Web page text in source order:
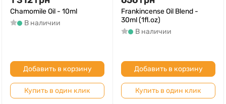
Chamomile Oil - 10ml
В наличии
Добавить в корзину
Купить в один клик
Frankincense Oil Blend -
30ml (1fl.oz)
В наличии
Добавить в корзину
Купить в один клик